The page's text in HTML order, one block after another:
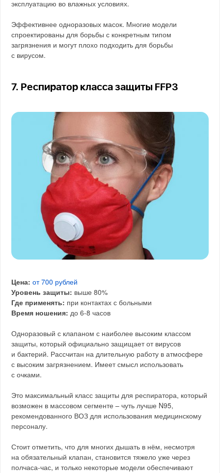
эксплуатацию во влажных условиях.
Эффективнее одноразовых масок. Многие модели
спроектированы для борьбы с конкретным типом
загрязнения и могут плохо подходить для борьбы
с вирусом.
7. Респиратор класса защиты FFP3
Цена: от 700 рублей
Уровень защиты: выше 80%
Где применять: при контактах с больными
Время ношения: до 6-8 часов
Одноразовый с клапаном с наиболее высоким классом
защиты, который официально защищает от вирусов
и бактерий. Рассчитан на длительную работу в атмосфере
с высоким загрязнением. Имеет смысл использовать
с очками.
Это максимальный класс защиты для респиратора, который
возможен в массовом сегменте – чуть лучше N95,
рекомендованного ВОЗ для использования медицинскому
персоналу.
Стоит отметить, что для многих дышать в нём, несмотря
на обязательный клапан, становится тяжело уже через
полчаса-час, и только некоторые модели обеспечивают